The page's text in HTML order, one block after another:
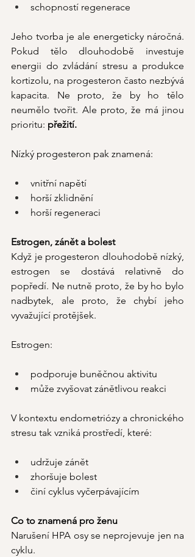
schopností regenerace
Jeho tvorba je ale energeticky náročná.
Pokud tělo dlouhodobě investuje
energii do zvládání stresu a produkce
kortizolu, na progesteron často nezbývá
kapacita. Ne proto, že by ho tělo
neumělo tvořit. Ale proto, že má jinou
prioritu: přežití.
Nízký progesteron pak znamená:
vnitřní napětí
horší zklidnění
horší regeneraci
Estrogen, zánět a bolest
Když je progesteron dlouhodobě nízký,
estrogen se dostává relativně do
popředí. Ne nutně proto, že by ho bylo
nadbytek, ale proto, že chybí jeho
vyvažující protějšek.
Estrogen:
podporuje buněčnou aktivitu
může zvyšovat zánětlivou reakci
V kontextu endometriózy a chronického
stresu tak vzniká prostředí, které:
udržuje zánět
zhoršuje bolest
činí cyklus vyčerpávajícím
Co to znamená pro ženu
Narušení HPA osy se neprojevuje jen na
cyklu.